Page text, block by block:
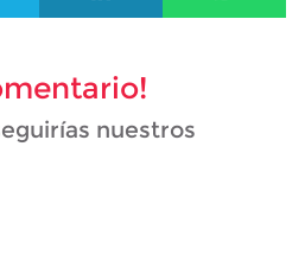
nuestros